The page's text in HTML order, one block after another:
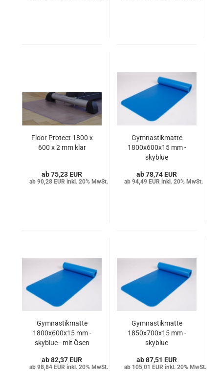
Floor Protect 1800 x
600 x 2 mm klar
75,23 EUR
90,28 EUR inkl. 20% MwSt.
Gymnastikmatte
1800x600x15 mm -
skyblue
78,74 EUR
94,49 EUR inkl. 20% MwSt.
Gymnastikmatte
1800x600x15 mm -
skyblue - mit Ösen
82,37 EUR
98,84 EUR inkl. 20% MwSt.
Gymnastikmatte
1850x700x15 mm -
skyblue
87,51 EUR
105,01 EUR inkl. 20% MwSt.